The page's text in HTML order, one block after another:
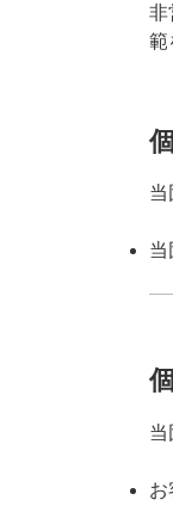
非
範
当
当
当
お